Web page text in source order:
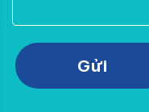
Please leave this field empty.
Gửi